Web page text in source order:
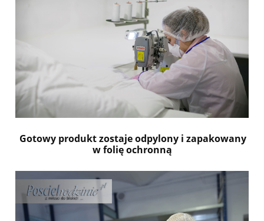
Gotowy produkt zostaje odpylony i zapakowany
w folię ochronną